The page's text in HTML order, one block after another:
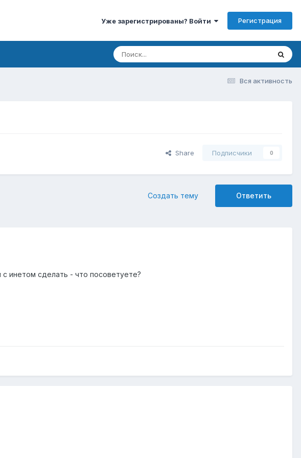
Уже зарегистрированы? Войти Регистрация
Вся активность
Share Подписчики 0
Ответить
Создать тему
с инетом сделать - что посоветуете?